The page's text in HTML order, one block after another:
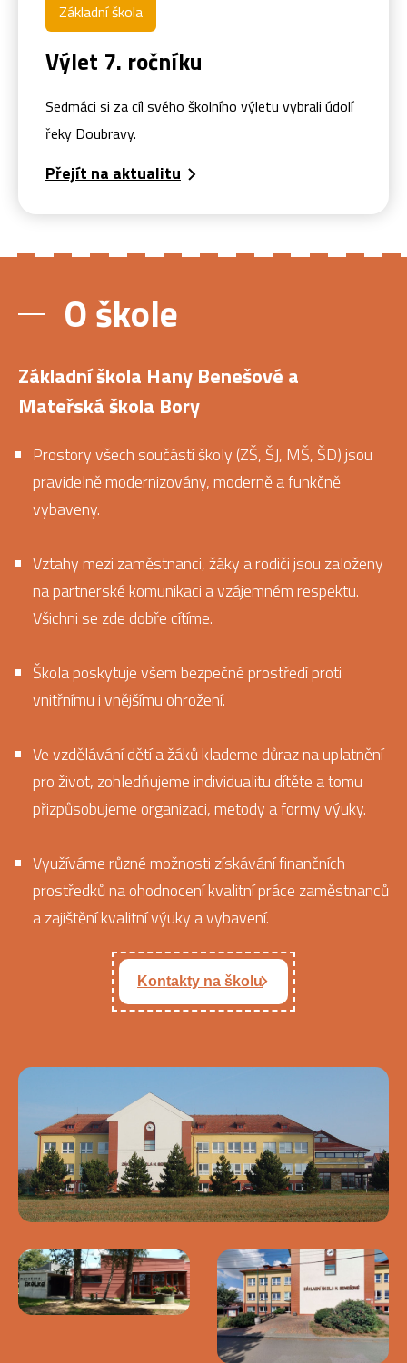
Základní škola
Výlet 7. ročníku
Sedmáci si za cíl svého školního výletu vybrali údolí
řeky Doubravy.
Přejít na aktualitu
O škole
Základní škola Hany Benešové a
Mateřská škola Bory
Prostory všech součástí školy (ZŠ, ŠJ, MŠ, ŠD) jsou
pravidelně modernizovány, moderně a funkčně
vybaveny.
Vztahy mezi zaměstnanci, žáky a rodiči jsou založeny
na partnerské komunikaci a vzájemném respektu.
Všichni se zde dobře cítíme.
Škola poskytuje všem bezpečné prostředí proti
vnitřnímu i vnějšímu ohrožení.
Ve vzdělávání dětí a žáků klademe důraz na uplatnění
pro život, zohledňujeme individualitu dítěte a tomu
přizpůsobujeme organizaci, metody a formy výuky.
Využíváme různé možnosti získávání finančních
prostředků na ohodnocení kvalitní práce zaměstnanců
a zajištění kvalitní výuky a vybavení.
Kontakty na školu